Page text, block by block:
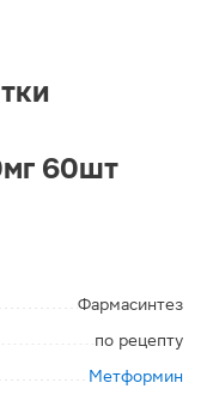
60шт
Фармасинтез
по рецепту
Метформин